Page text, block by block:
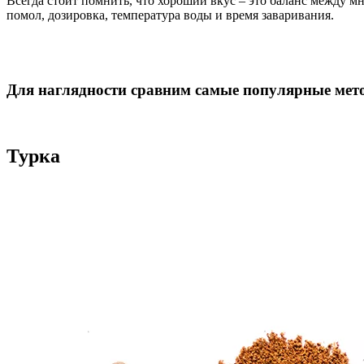
помол, дозировка, температура воды и время заваривания.
Для наглядности сравним самые популярные
Турка